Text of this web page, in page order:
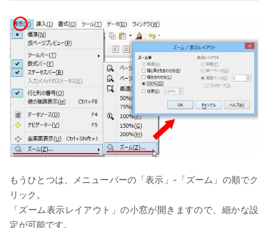
もうひとつは、メニューバーの「表示」-「ズーム」の順でク
リック。
「ズーム表示レイアウト」の小窓が開きますので、細かな設
定が可能です。